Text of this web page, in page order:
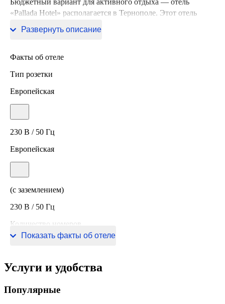
Бюджетный вариант для активного отдыха — отель
«Pallada Hotel» располагается в Тернополе. Этот отель
Развернуть описание
Факты об отеле
Тип розетки
Европейская
230 В / 50 Гц
Европейская
(с заземлением)
230 В / 50 Гц
Количество номеров
18 номеров
Показать факты об отеле
Услуги и удобства
Популярные